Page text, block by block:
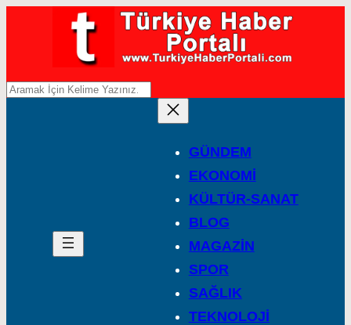
A
GÜNDEM
EKONOMİ
KÜLTÜR-SANAT
BLOG
MAGAZİN
SPOR
SAĞLIK
TEKNOLOJİ